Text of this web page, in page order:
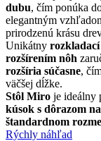
dubu, čím ponúka
elegantným
prirodzenú krásu
Unikátny rozkladací
rozšírením nôh
rozšíria súčasne,
väčšej dĺžke.
Stôl Miro je ideálny
kúsok s dôrazom
štandardnom
Rýchly náhľad